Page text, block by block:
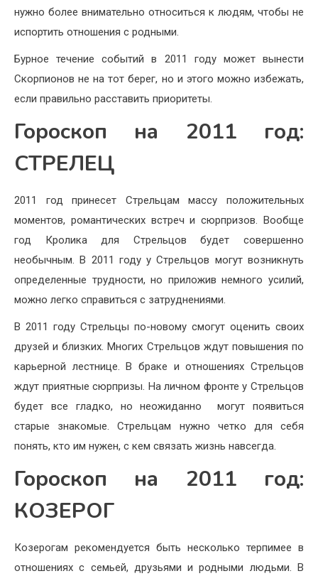
нужно более внимательно относиться к людям, чтобы не
испортить отношения с родными.
Бурное течение событий в 2011 году может вынести
Скорпионов не на тот берег, но и этого можно избежать,
если правильно расставить приоритеты.
Гороскоп на 2011 год:
СТРЕЛЕЦ
2011 год принесет Стрельцам массу положительных
моментов, романтических встреч и сюрпризов. Вообще
год Кролика для Стрельцов будет совершенно
необычным. В 2011 году у Стрельцов могут возникнуть
определенные трудности, но приложив немного усилий,
можно легко справиться с затруднениями.
В 2011 году Стрельцы по-новому смогут оценить своих
друзей и близких. Многих Стрельцов ждут повышения по
карьерной лестнице. В браке и отношениях Стрельцов
ждут приятные сюрпризы. На личном фронте у Стрельцов
будет все гладко, но неожиданно могут появиться
старые знакомые. Стрельцам нужно четко для себя
понять, кто им нужен, с кем связать жизнь навсегда.
Гороскоп на 2011 год:
КОЗЕРОГ
Козерогам рекомендуется быть несколько терпимее в
отношениях с семьей, друзьями и родными людьми. В